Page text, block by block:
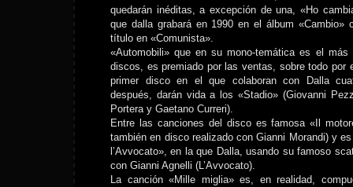
quedarán inéditas, a excepción de una, «Ho
que dalla grabará en 1990 en el álbum «Cambio»
título en «Comunista».
«Automobili» que en su mono-temática es el más
discos, es premiado por las ventas, sobre todo por
primer disco en el que colaboran con Dalla
después, darán vida a los «Stadio» (Giovanni
Portera y Gaetano Curreri).
Entre las canciones del disco es famosa «Il
también en disco realizado con Gianni Morandi) y
l’Avvocato», en la que Dalla, usando su famoso
con Gianni Agnelli (L’Avvocato).
La canción «Mille miglia» es, en realidad,